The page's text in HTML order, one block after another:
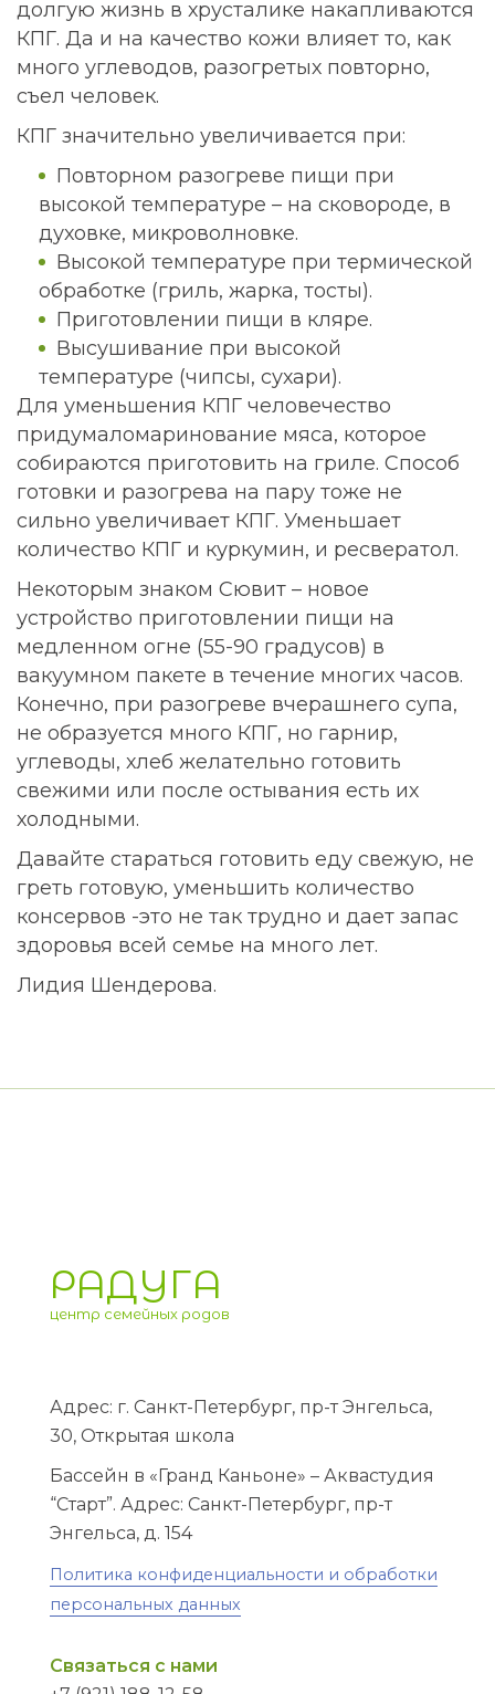
долгую жизнь в хрусталике накапливаются
КПГ. Да и на качество кожи влияет то, как
много углеводов, разогретых повторно,
съел человек.
КПГ значительно увеличивается при:
Повторном разогреве пищи при
высокой температуре – на сковороде, в
духовке, микроволновке.
Высокой температуре при термической
обработке (гриль, жарка, тосты).
Приготовлении пищи в кляре.
Высушивание при высокой
температуре (чипсы, сухари).
Для уменьшения КПГ человечество
придумаломаринование мяса, которое
собираются приготовить на гриле. Способ
готовки и разогрева на пару тоже не
сильно увеличивает КПГ. Уменьшает
количество КПГ и куркумин, и ресвератол.
Некоторым знаком Сювит – новое
устройство приготовлении пищи на
медленном огне (55-90 градусов) в
вакуумном пакете в течение многих часов.
Конечно, при разогреве вчерашнего супа,
не образуется много КПГ, но гарнир,
углеводы, хлеб желательно готовить
свежими или после остывания есть их
холодными.
Давайте стараться готовить еду свежую, не
греть готовую, уменьшить количество
консервов -это не так трудно и дает запас
здоровья всей семье на много лет.
Лидия Шендерова.
РАДУГА
центр семейных родов
Адрес: г. Санкт-Петербург, пр-т Энгельса,
30, Открытая школа
Бассейн в «Гранд Каньоне» – Аквастудия
“Старт”. Адрес: Санкт-Петербург, пр-т
Энгельса, д. 154
Политика конфиденциальности и обработки
персональных данных
Связаться с нами